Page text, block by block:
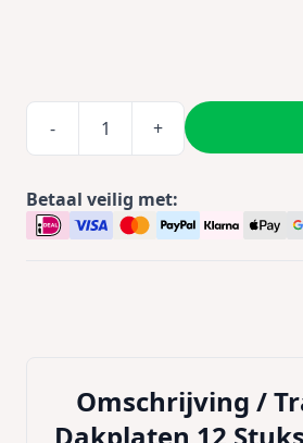
- +
Betaal veilig met:
Omschrijving /